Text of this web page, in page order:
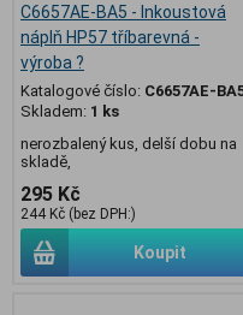
C6657AE-BA5 - Inkoustová
náplň HP57 tříbarevná -
výroba ?
Katalogové číslo: C6657AE-
Skladem: 1 ks
nerozbalený kus, delší dobu na
skladě,
295 Kč
244 Kč (bez DPH:)
Koupit